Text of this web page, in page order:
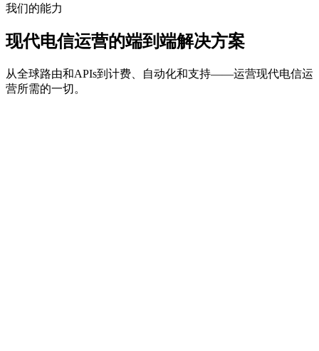
我们的能力
现代电信运营的端到端解决方案
从全球路由和APIs到计费、自动化和支持——运营现代电信运
营所需的一切。